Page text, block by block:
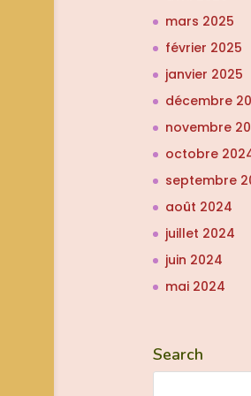
mars 2025
février 2025
janvier 2025
décembre
novembre
octobre
septembre
août 2024
juillet 2024
juin 2024
mai 2024
Search